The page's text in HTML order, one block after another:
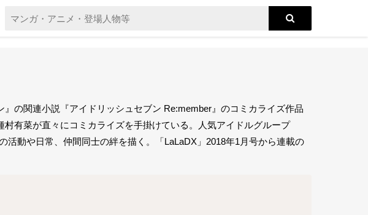
の関連小説『アイドリッシュセブン Re:member』のコミカライズ作品
有菜が直々にコミカライズを手掛けている。人気アイドルグループ
活動や日常、仲間同士の絆を描く。「LaLaDX」2018年1月号から連載の